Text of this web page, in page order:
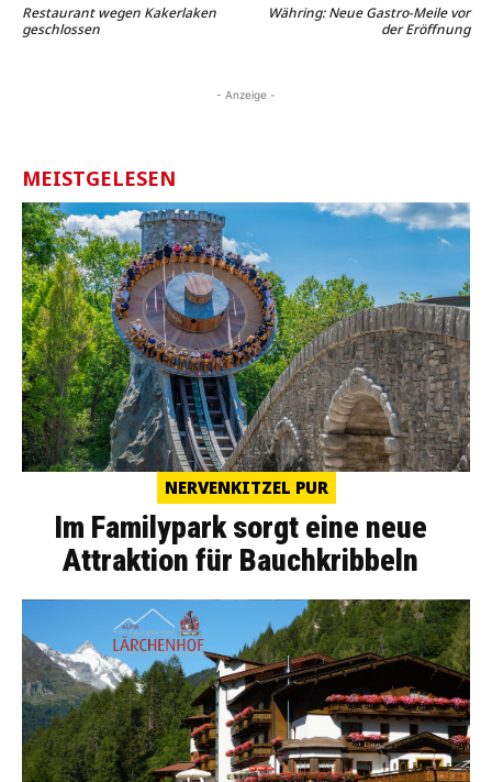
Restaurant wegen Kakerlaken
geschlossen
Währing: Neue Gastro-Meile vor
der Eröffnung
- Anzeige -
MEISTGELESEN
NERVENKITZEL PUR
Im Familypark sorgt eine neue
Attraktion für Bauchkribbeln